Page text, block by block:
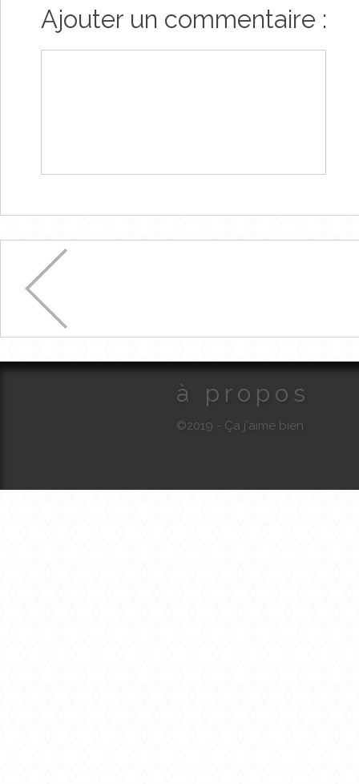
Ajouter un commentaire :
à propos
©2019 - Ça j'aime bien